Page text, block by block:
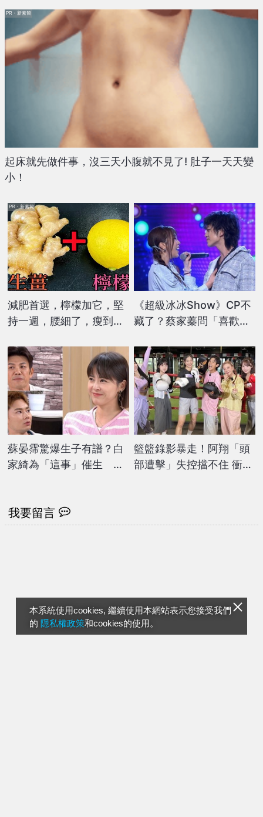
本系統使用cookies, 繼續使用本網站表示您接受我們
的 隱私權政策和cookies的使用。
起床就先做件事，沒三天小腹就不見了! 肚子一天天變
小！
PR・新素簡
減肥首選，檸檬加它，堅
持一週，腰細了，瘦到你
PR・新素簡
《超級冰冰Show》CP不
藏了？蔡家蓁問「喜歡我
回應惹暴動
蘇晏霈驚爆生子有譜？白
家綺為「這事」催生 本
籃籃錄影暴走！阿翔「頭
部遭擊」失控擋不住 衝突
我要留言